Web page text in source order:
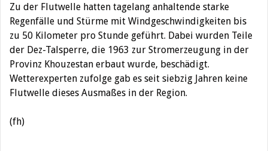
Zu der Flutwelle hatten tagelang anhaltende starke
Regenfälle und Stürme mit Windgeschwindigkeiten bis
zu 50 Kilometer pro Stunde geführt. Dabei wurden Teile
der Dez-Talsperre, die 1963 zur Stromerzeugung in der
Provinz Khouzestan erbaut wurde, beschädigt.
Wetterexperten zufolge gab es seit siebzig Jahren keine
Flutwelle dieses Ausmaßes in der Region.
(fh)